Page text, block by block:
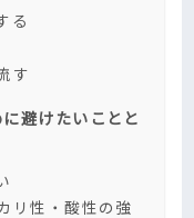
る
す
避けたいことと
リ性・酸性の強